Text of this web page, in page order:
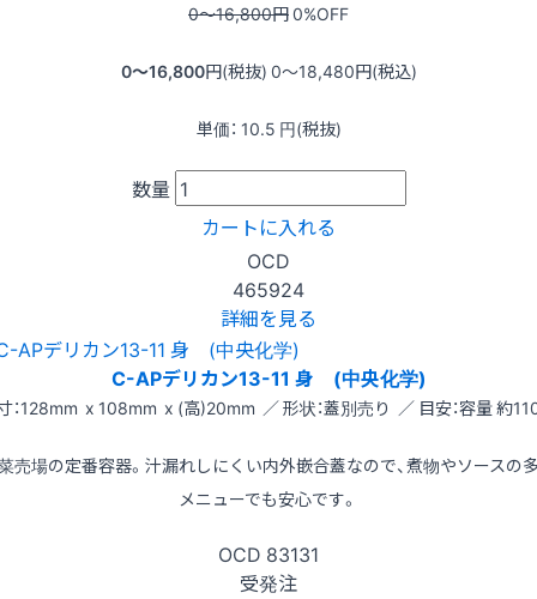
0〜16,800円0%OFF
0〜16,800円(税抜) 0〜18,480円(税込)
単価： 10.5 円(税抜)
数量
カートに入れる
OCD
465924
詳細を見る
C-APデリカン13-11 身 (中央化学)
：128mm x 108mm x (高)20mm ／ 形状：蓋別売り ／ 目安：容量 約
売場の定番容器。汁漏れしにくい内外嵌合蓋なので、煮物やソースの
メニューでも安心です。
OCD 83131
受発注